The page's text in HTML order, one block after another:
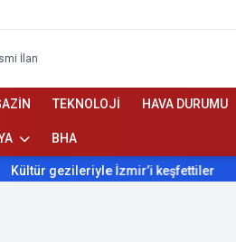
İlan
TEKNOLOJİ HAVA DURUMU
BHA
gezileriyle İzmir’i keşfettiler